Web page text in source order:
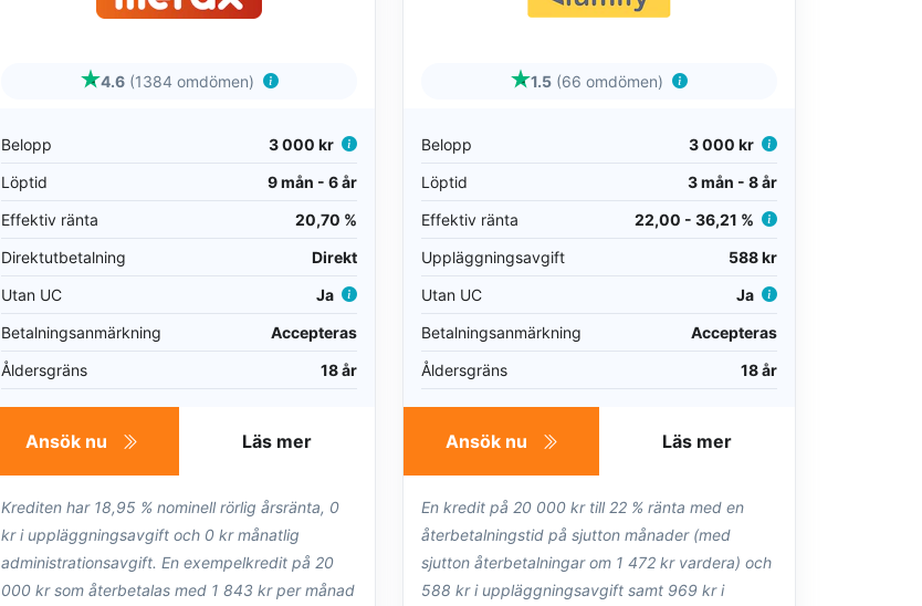
4.6 (1384 omdömen)
Belopp
3 000 kr
Löptid
9 mån - 6 år
Effektiv ränta
20,70 %
Direktutbetalning
Direkt
Utan UC
Ja
Betalningsanmärkning
Accepteras
Åldersgräns
18 år
Ansök nu Läs mer
Krediten har 18,95 % nominell rörlig årsränta, 0
kr i uppläggningsavgift och 0 kr månatlig
administrationsavgift. En exempelkredit på 20
000 kr som återbetalas med 1 843 kr per månad
1.5 (66 omdömen)
Belopp
3 000 kr
Löptid
3 mån - 8 år
Effektiv ränta
22,00 - 36,21 %
Uppläggningsavgift
588 kr
Utan UC
Ja
Betalningsanmärkning
Accepteras
Åldersgräns
18 år
Ansök nu Läs mer
En kredit på 20 000 kr till 22 % ränta med en
återbetalningstid på sjutton månader (med
sjutton återbetalningar om 1 472 kr vardera) och
588 kr i uppläggningsavgift samt 969 kr i